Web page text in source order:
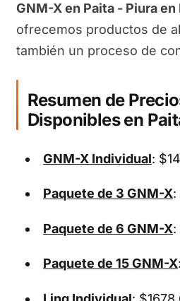
GNM-X en Paita - Piura en
ofrecemos productos de
también un proceso de
Resumen de
Disponibles en
GNM-X Individual:
Paquete de 3 GNM-X:
Paquete de 6 GNM-X:
Paquete de 15 GNM-X